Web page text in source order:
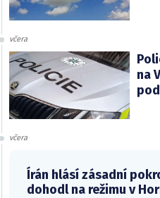
včera
na
včera
Írán hlásí zásadní
dohodl na režimu v